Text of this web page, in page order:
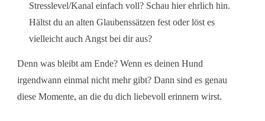
Stresslevel/Kanal einfach voll? Schau hier ehrlich hin.
Hältst du an alten Glaubenssätzen fest oder löst es
vielleicht auch Angst bei dir aus?
Denn was bleibt am Ende? Wenn es deinen Hund
irgendwann einmal nicht mehr gibt? Dann sind es genau
diese Momente, an die du dich liebevoll erinnern wirst.